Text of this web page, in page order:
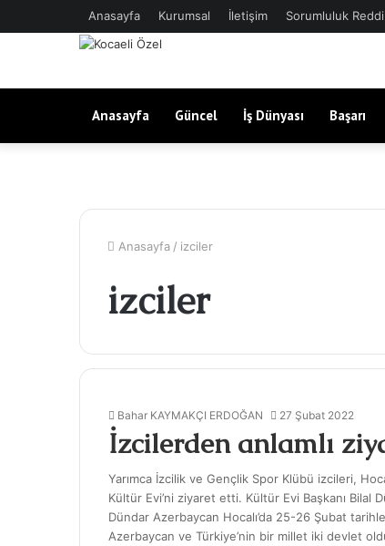
Anasayfa Kurumsal İletişim Sorumluluk Reddi
Anasayfa Güncel İş Dünyası Başarı
Anasayfa / izciler
izciler
Bahar KAYMAKÇI ERDOĞAN 27 Şubat 2022
İzcilerden anlamlı
Yarımca İzcilik ve Gençlik Spor Klübü izcileri,
Kültür Evi’ni ziyaret etti. Kültür Evi Başkanı Bilal
Dündar Azerbaycan Hocalı’da 25-26 Şubat
Azerbaycan ve Türkiye’nin bir millet iki devlet